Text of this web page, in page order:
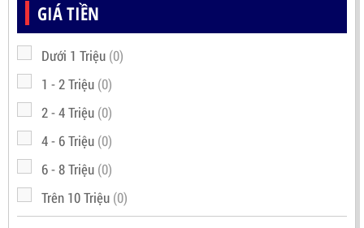
GIÁ TIỀN
Dưới 1 Triệu (0)
1 - 2 Triệu (0)
2 - 4 Triệu (0)
4 - 6 Triệu (0)
6 - 8 Triệu (0)
Trên 10 Triệu (0)